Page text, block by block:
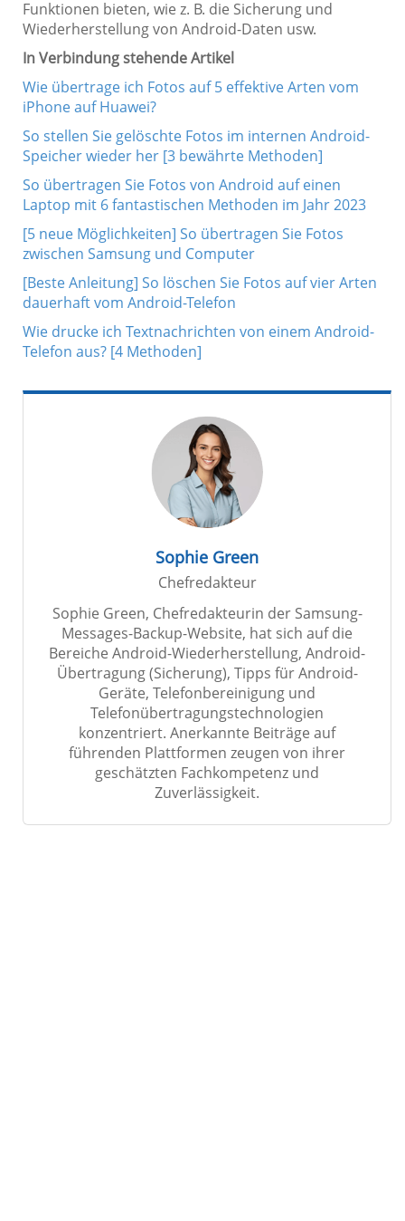
Funktionen bieten, wie z. B. die Sicherung und
Wiederherstellung von Android-Daten usw.
In Verbindung stehende Artikel
Wie übertrage ich Fotos auf 5 effektive Arten vom
iPhone auf Huawei?
So stellen Sie gelöschte Fotos im internen Android-
Speicher wieder her [3 bewährte Methoden]
So übertragen Sie Fotos von Android auf einen
Laptop mit 6 fantastischen Methoden im Jahr 2023
[5 neue Möglichkeiten] So übertragen Sie Fotos
zwischen Samsung und Computer
[Beste Anleitung] So löschen Sie Fotos auf vier Arten
dauerhaft vom Android-Telefon
Wie drucke ich Textnachrichten von einem Android-
Telefon aus? [4 Methoden]
Sophie Green
Chefredakteur
Sophie Green, Chefredakteurin der Samsung-
Messages-Backup-Website, hat sich auf die
Bereiche Android-Wiederherstellung, Android-
Übertragung (Sicherung), Tipps für Android-
Geräte, Telefonbereinigung und
Telefonübertragungstechnologien
konzentriert. Anerkannte Beiträge auf
führenden Plattformen zeugen von ihrer
geschätzten Fachkompetenz und
Zuverlässigkeit.